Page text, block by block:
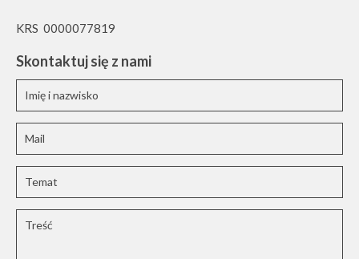
KRS 0000077819
Skontaktuj się z nami